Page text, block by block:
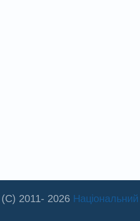
(C) 2011- 2026 Національний